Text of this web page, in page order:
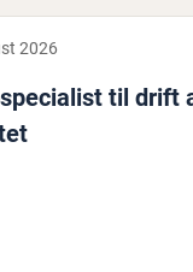
2026
til drift